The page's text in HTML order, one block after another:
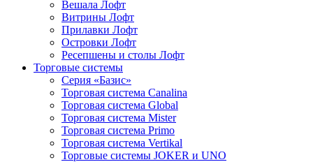
Вешала Лофт
Витрины Лофт
Прилавки Лофт
Островки Лофт
Ресепшены и столы Лофт
Торговые системы
Серия «Базис»
Торговая система Canalina
Торговая система Global
Торговая система Mister
Торговая система Primo
Торговая система Vertikal
Торговые системы JOKER и UNO